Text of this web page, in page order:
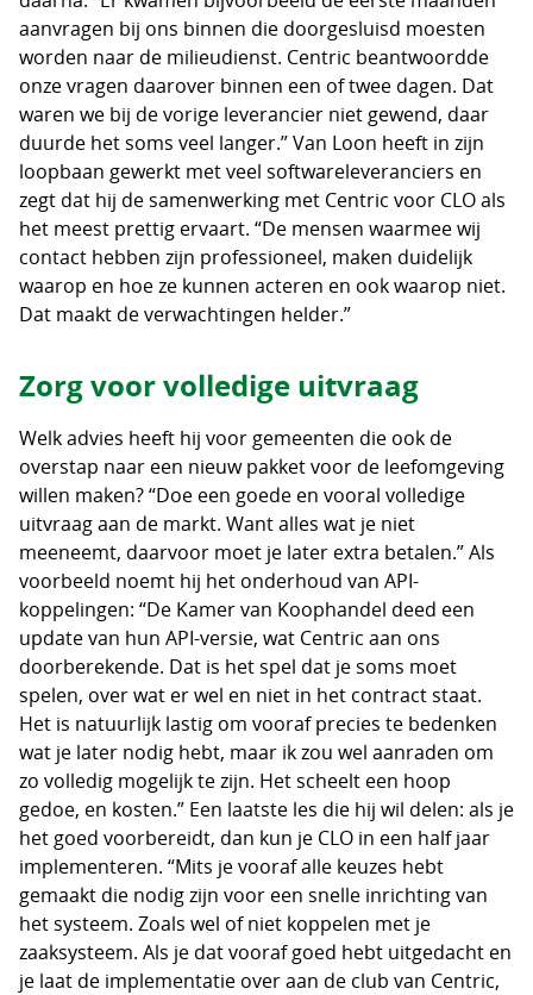
aanvragen bij ons binnen die doorgesluisd moesten
worden naar de milieudienst. Centric beantwoordde
onze vragen daarover binnen een of twee dagen. Dat
waren we bij de vorige leverancier niet gewend, daar
duurde het soms veel langer.” Van Loon heeft in zijn
loopbaan gewerkt met veel softwareleveranciers en
zegt dat hij de samenwerking met Centric voor CLO als
het meest prettig ervaart. “De mensen waarmee wij
contact hebben zijn professioneel, maken duidelijk
waarop en hoe ze kunnen acteren en ook waarop niet.
Dat maakt de verwachtingen helder.”
Zorg voor volledige uitvraag
Welk advies heeft hij voor gemeenten die ook de
overstap naar een nieuw pakket voor de leefomgeving
willen maken? “Doe een goede en vooral volledige
uitvraag aan de markt. Want alles wat je niet
meeneemt, daarvoor moet je later extra betalen.” Als
voorbeeld noemt hij het onderhoud van API-
koppelingen: “De Kamer van Koophandel deed een
update van hun API-versie, wat Centric aan ons
doorberekende. Dat is het spel dat je soms moet
spelen, over wat er wel en niet in het contract staat.
Het is natuurlijk lastig om vooraf precies te bedenken
wat je later nodig hebt, maar ik zou wel aanraden om
zo volledig mogelijk te zijn. Het scheelt een hoop
gedoe, en kosten.” Een laatste les die hij wil delen: als je
het goed voorbereidt, dan kun je CLO in een half jaar
implementeren. “Mits je vooraf alle keuzes hebt
gemaakt die nodig zijn voor een snelle inrichting van
het systeem. Zoals wel of niet koppelen met je
zaaksysteem. Als je dat vooraf goed hebt uitgedacht en
je laat de implementatie over aan de club van Centric,